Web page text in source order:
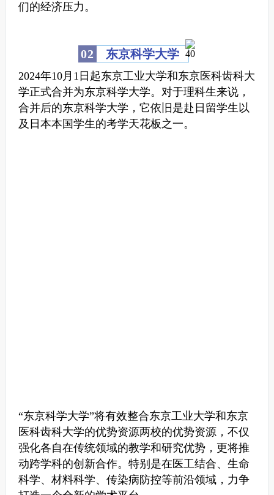
们的经济压力。
02 东京科学大学
2024年10月1日起东京工业大学和东京医科齿科大
学正式合并为东京科学大学。 对于理科生来说，
合并后的东京科学大学，它依旧是赴日留学生以
及日本本国学生的考学天花板之一。
“东京科学大学”将有效整合东京工业大学和东京
医科齿科大学的优势资源两校的优势资源，不仅
强化各自在传统领域的教学和研究优势，更将推
动跨学科的创新合作。 特别是在医工结合、生命
科学、材料科学、传染病防控等前沿领域，力争